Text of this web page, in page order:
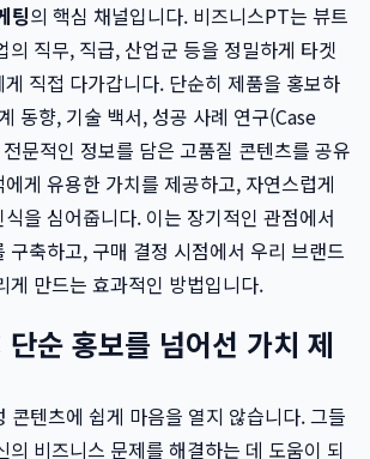
팅의 핵심 채널입니다. 비즈니스PT는 뷰트
의 직무, 직급, 산업군 등을 정밀하게 타겟
직접 다가갑니다. 단순히 제품을 홍보하
동향, 기술 백서, 성공 사례 연구(Case
문적인 정보를 담은 고품질 콘텐츠를 공유
게 유용한 가치를 제공하고, 자연스럽게
을 심어줍니다. 이는 장기적인 관점에서
구축하고, 구매 결정 시점에서 우리 브랜드
게 만드는 효과적인 방법입니다.
순 홍보를 넘어선 가치 제
콘텐츠에 쉽게 마음을 열지 않습니다. 그들
의 비즈니스 문제를 해결하는 데 도움이 되